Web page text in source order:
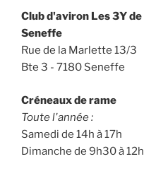
Club d'aviron Les 3Y de
Seneffe
Rue de la Marlette 13/3
Bte 3 - 7180 Seneffe
Créneaux de rame
Toute l'année :
Samedi de 14h à 17h
Dimanche de 9h30 à 12h